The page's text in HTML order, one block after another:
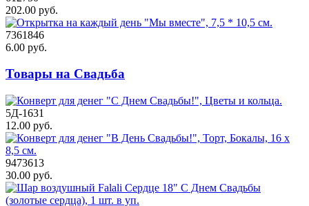
202.00 руб.
7361846
6.00 руб.
Товары на Свадьба
5Д-1631
12.00 руб.
9473613
30.00 руб.